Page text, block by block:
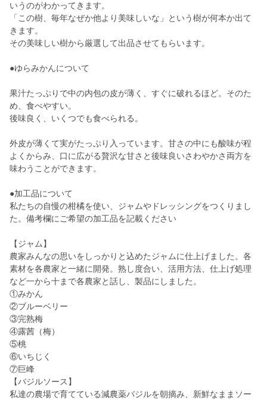
いうのがわかってきます。
「この樹、毎年なぜか他より美味しいな」という樹が何本か出て
きます。
その美味しい樹から厳選して出品させてもらいます。
●ゆらみかんについて
果汁たっぷりで中の内包の皮が薄く、すぐに破れるほど。そのた
め、食べやすい。
後味良く、いくつでも食べられる。
外皮が薄くて実がたっぷり入っています。甘さの中にも酸味が程
よくからみ、口に広がる贅沢な甘さと後味良いさわやかさ両方を
味わうことができます。
●加工品について
私たちの自慢の柑橘を使い、ジャムやドレッシングをつくりまし
た。備考欄にご希望の加工品を記載ください
【ジャム】
農家みんなの思いをしっかりと込めたジャムに仕上げました。各
素材を各農家と一緒に開発。熟し度合い、活用方法、仕上げ処理
など一から十まで各農家と話し、製品にしました。
①みかん
②ブルーベリー
③完熟梅
④露茜（梅）
⑤桃
⑥いちじく
⑦巨峰
【バジルソース】
私達の農場で育てている減農薬バジルを朝摘み、新鮮なままソー